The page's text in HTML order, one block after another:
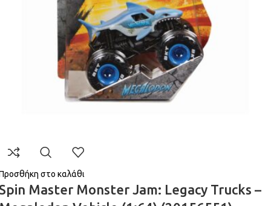
στο καλάθι
Master Monster Jam: Legacy Trucks –